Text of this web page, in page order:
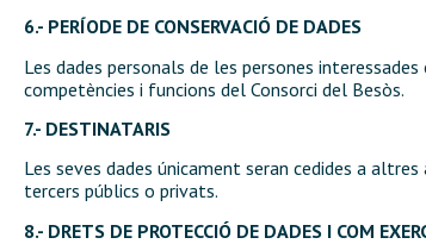
6.- PERÍODE DE CONSERVACIÓ DE DADES
Les dades personals de les persones
competències i funcions del Consorci del Besòs.
7.- DESTINATARIS
Les seves dades únicament seran cedides a
tercers públics o privats.
8.- DRETS DE PROTECCIÓ DE DADES I COM